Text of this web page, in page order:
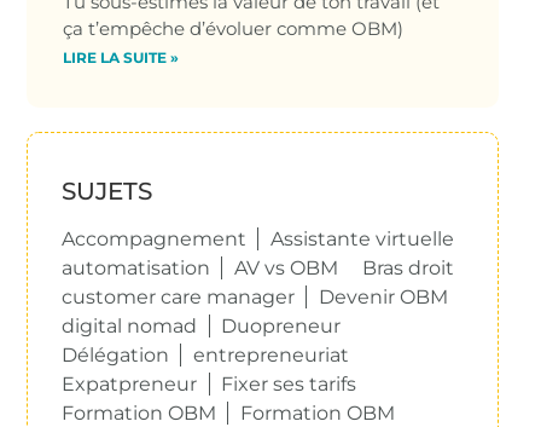
ça t’empêche d’évoluer comme OBM)
LIRE LA SUITE »
SUJETS
Accompagnement
Assistante virtuelle
automatisation
AV vs OBM
Bras droit
customer care manager
Devenir OBM
digital nomad
Duopreneur
Délégation
entrepreneuriat
Expatpreneur
Fixer ses tarifs
Formation OBM
Formation OBM